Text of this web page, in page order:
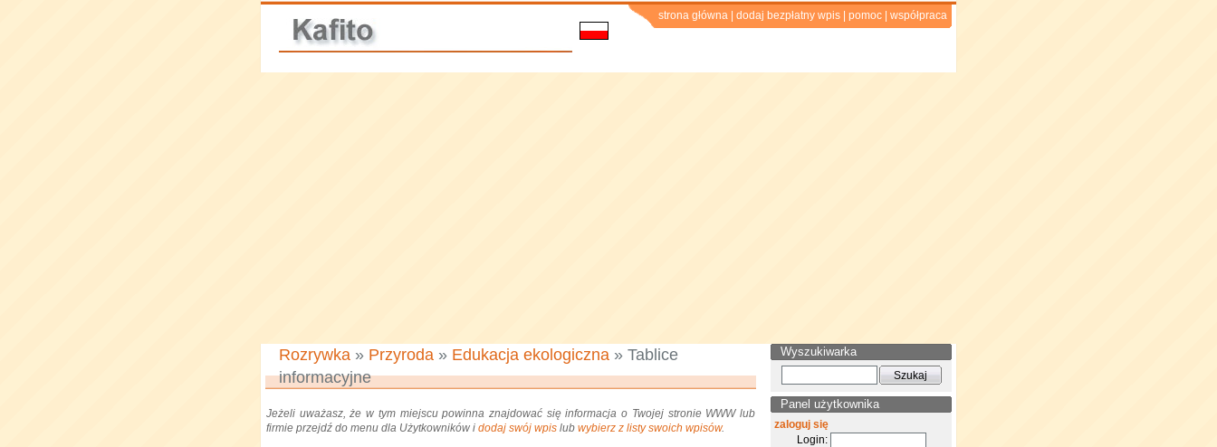
strona główna dodaj bezpłatny wpis pomoc współpraca
Rozrywka » Przyroda » Edukacja ekologiczna » Tablice
informacyjne
Jeżeli uważasz, że w tym miejscu powinna znajdować się informacja o Twojej stronie WWW lub
firmie przejdź do menu dla Użytkowników i dodaj swój wpis lub wybierz z listy swoich wpisów.
Wyszukiwarka
Panel użytkownika
zaloguj się
Login: